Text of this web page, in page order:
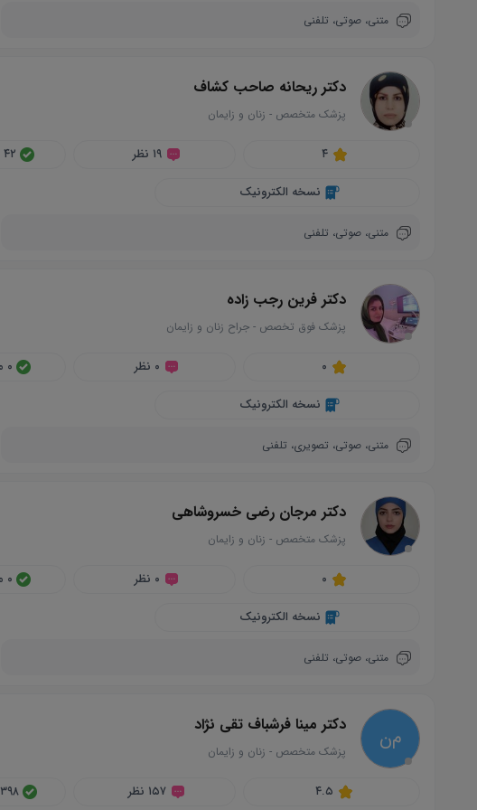
متنی، صوتی، تلفنی
circle
دکتر ریحانه صاحب کشاف
پزشک متخصص - زنان و زایمان
۴ ۱۹ نظر
۴۲ مشاوره موفق
نسخه الکترونیک
متنی، صوتی، تلفنی
circle
دکتر فرین رجب زاده
پزشک فوق تخصص - جراح زنان و زایمان
۰ ۰ نظر
۰ مشاوره موفق
نسخه الکترونیک
متنی، صوتی، تصویری، تلفنی
circle
دکتر مرجان رضی خسروشاهی
پزشک متخصص - زنان و زایمان
۰ ۰ نظر
۰ مشاوره موفق
نسخه الکترونیک
متنی، صوتی، تلفنی
م‌ن
circle
دکتر مینا فرشباف تقی نژاد
پزشک متخصص - زنان و زایمان
۴.۵ ۱۵۷ نظر ۳۹۸ مشاوره موفق